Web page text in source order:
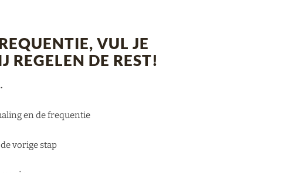
VUL JE
REGELEN DE REST!
en de frequentie
vorige stap